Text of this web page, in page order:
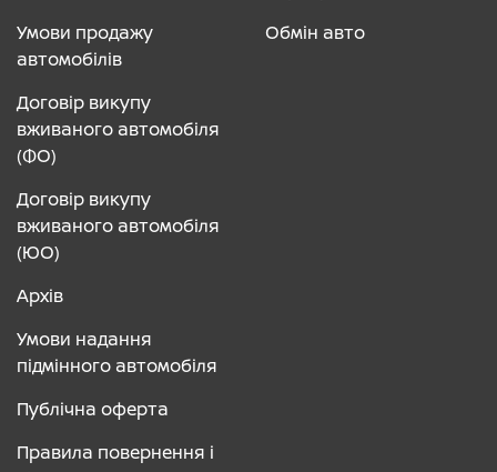
Умови продажу
автомобілів
Договір викупу
вживаного автомобіля
(ФО)
Договір викупу
вживаного автомобіля
(ЮО)
Архів
Умови надання
підмінного автомобіля
Публічна оферта
Правила повернення і
Обмін авто